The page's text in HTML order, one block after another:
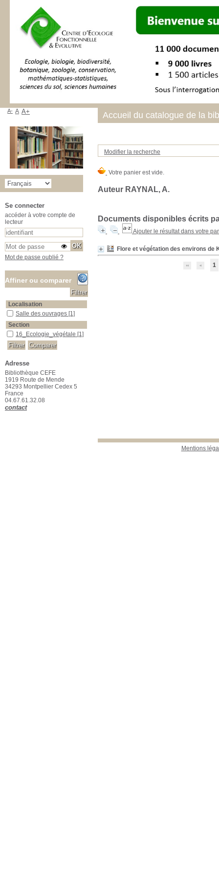
Modifier la recherche
Auteur RAYNAL, A.
Documents disponibles écrits
Ajouter le résultat dans votre
Flore et végétation des environs de
1
Mentions
Accueil du catalogue de la
A- A A+
Se connecter
accéder à votre compte de
lecteur
Mot de passe oublié ?
Affiner ou comparer
Localisation
Salle des ouvrages
Salle des ouvrages [1]
Section
16_Ecologie_végétale
16_Ecologie_végétale [1]
Adresse
Bibliothèque CEFE
1919 Route de Mende
34293 Montpellier Cedex 5
France
04.67.61.32.08
contact